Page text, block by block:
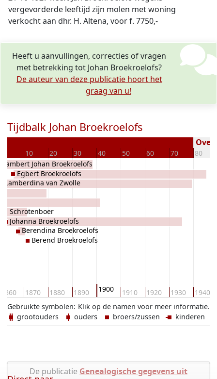
vergevorderde leeftijd zijn molen met woning
verkocht aan dhr. H. Altena, voor f. 7750,-
Heeft u aanvullingen, correcties of vragen
met betrekking tot Johan Broekroelofs?
De auteur van deze publicatie hoort het
graag van u!
Tijdbalk Johan Broekroelofs
10 20 30 40 50 60 70 80
1860 1870 1880 1890 1900 1910 1920 1930 1940
Schrotenboer
Lambert Johan Broekroelofs
Lamberdina van Zwolle
Johanna Broekroelofs
Egbert Broekroelofs
Berendina Broekroelofs
Berend Broekroelofs
Klik op de namen voor meer informatie.
Gebruikte symbolen:
grootouders
ouders broers/zussen kinderen
De publicatie Genealogische gegevens uit